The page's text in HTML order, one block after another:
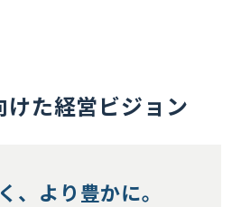
た経営ビジョン
、より豊かに。